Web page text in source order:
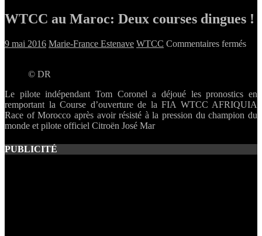
WTCC au Maroc: Deux courses dingues !
9 mai 2016 Marie-France Estenave WTCC Commentaires ferméssur
!
© DR
Le pilote indépendant Tom Coronel a déjoué les pronostics en
remportant la Course d’ouverture de la FIA WTCC AFRIQUIA
Race of Morocco après avoir résisté à la pression du champion du
monde et pilote officiel Citroën José Mar
PUBLICITÉ